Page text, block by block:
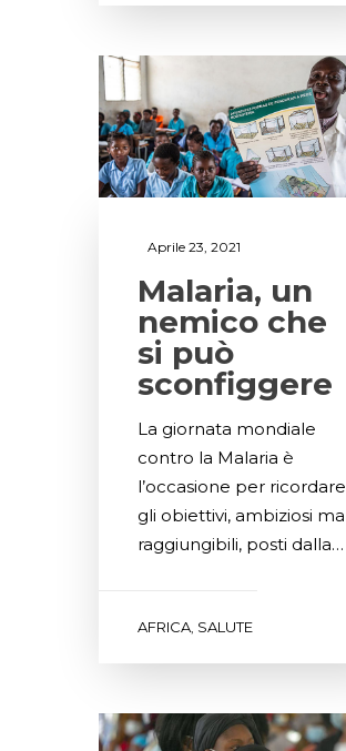
Aprile 23, 2021
Malaria, un
nemico che
si può
sconfiggere
La giornata mondiale
contro la Malaria è
l’occasione per ricordare
gli obiettivi, ambiziosi ma
raggiungibili, posti dalla…
AFRICA, SALUTE